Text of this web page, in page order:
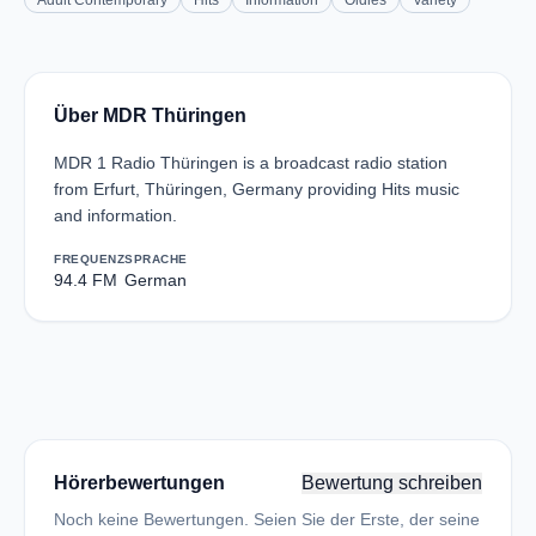
Über MDR Thüringen
MDR 1 Radio Thüringen is a broadcast radio station
from Erfurt, Thüringen, Germany providing Hits music
and information.
FREQUENZ
94.4 FM
SPRACHE
German
Hörerbewertungen Bewertung schreiben
Noch keine Bewertungen. Seien Sie der Erste, der seine